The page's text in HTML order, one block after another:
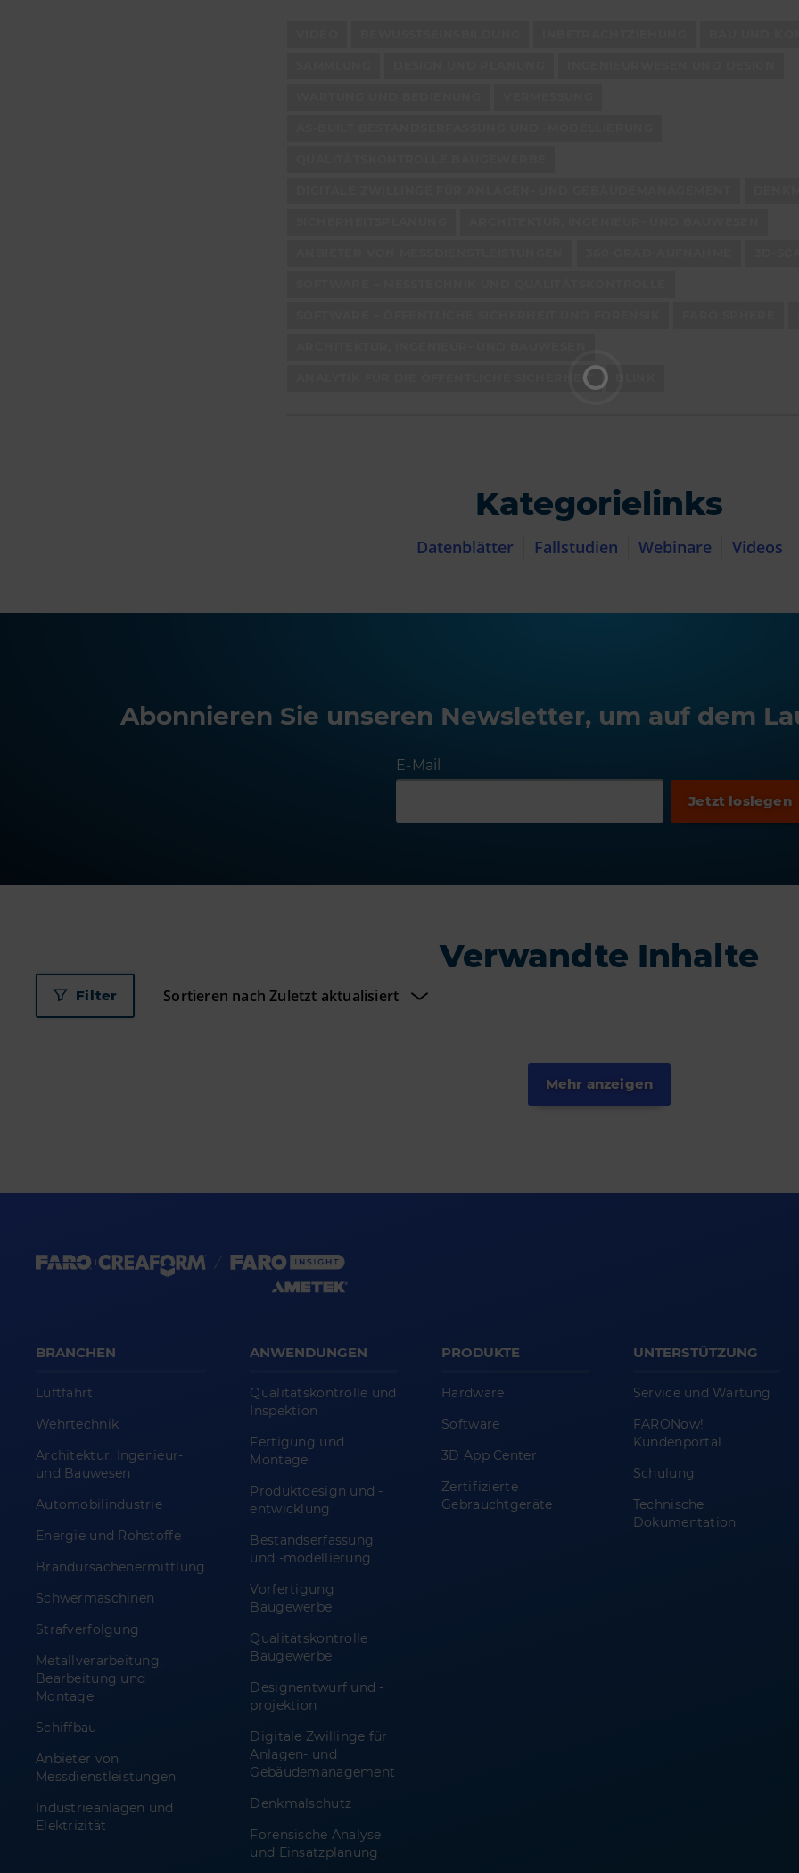
ANALYTIK FÜR DIE ÖFFENTLICHE SICHERHEIT
Kategorielinks
Datenblätter Fallstudien Webinare Videos
Abonnieren Sie unseren Newsletter, um auf dem
E-Mail
Verwandte Inhalte
Filter
Mehr anzeigen
BRANCHEN
Luftfahrt
Wehrtechnik
Architektur, Ingenieur-
und Bauwesen
Automobilindustrie
Energie und Rohstoffe
Brandursachenermittlung
Schwermaschinen
Strafverfolgung
Metallverarbeitung,
Bearbeitung und
Montage
Schiffbau
Anbieter von
Messdienstleistungen
Industrieanlagen und
Elektrizität
ANWENDUNGEN
Qualitätskontrolle und
Inspektion
Fertigung und
Montage
Produktdesign und -
entwicklung
Bestandserfassung
und -modellierung
Vorfertigung
Baugewerbe
Qualitätskontrolle
Baugewerbe
Designentwurf und -
projektion
Digitale Zwillinge für
Anlagen- und
Gebäudemanagement
Denkmalschutz
Forensische Analyse
und Einsatzplanung
PRODUKTE
Hardware
Software
3D App Center
Zertifizierte
Gebrauchtgeräte
UNTERSTÜTZUNG
Service und Wartung
FARONow!
Kundenportal
Schulung
Technische
Dokumentation